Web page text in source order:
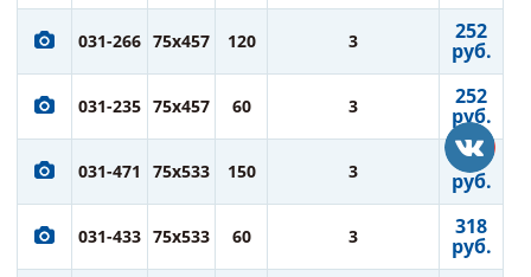
031-266 75x457 120 3 252
руб.
031-235 75x457 60 3 252
руб.
031-471 75x533 150 3 318
руб.
031-433 75x533 60 3 318
руб.